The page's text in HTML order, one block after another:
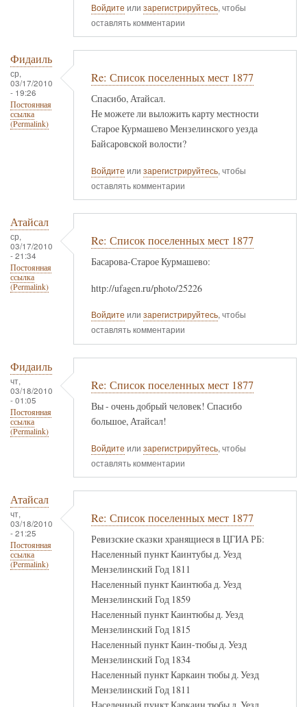
Войдите или зарегистрируйтесь, чтобы
оставлять комментарии
Фидаиль
ср,
03/17/2010
- 19:26
Постоянная
ссылка
(Permalink)
Re: Список поселенных мест 1877
Спасибо, Атайсал.
Не можете ли выложить карту местности
Старое Курмашево Мензелинского уезда
Байсаровской волости?
Войдите или зарегистрируйтесь, чтобы
оставлять комментарии
Атайсал
ср,
03/17/2010
- 21:34
Постоянная
ссылка
(Permalink)
Re: Список поселенных мест 1877
Басарова-Старое Курмашево:
http://ufagen.ru/photo/25226
Войдите или зарегистрируйтесь, чтобы
оставлять комментарии
Фидаиль
чт,
03/18/2010
- 01:05
Постоянная
ссылка
(Permalink)
Re: Список поселенных мест 1877
Вы - очень добрый человек! Спасибо
большое, Атайсал!
Войдите или зарегистрируйтесь, чтобы
оставлять комментарии
Атайсал
чт,
03/18/2010
- 21:25
Постоянная
ссылка
(Permalink)
Re: Список поселенных мест 1877
Ревизские сказки хранящиеся в ЦГИА РБ:
Населенный пункт Каинтубы д. Уезд
Мензелинский Год 1811
Населенный пункт Каинтюба д. Уезд
Мензелинский Год 1859
Населенный пункт Каинтюбы д. Уезд
Мензелинский Год 1815
Населенный пункт Каин-тюбы д. Уезд
Мензелинский Год 1834
Населенный пункт Каркаин тюбы д. Уезд
Мензелинский Год 1811